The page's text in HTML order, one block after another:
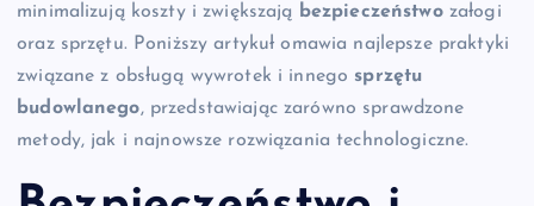
minimalizują koszty i zwiększają
bezpieczeństwozałogi
oraz sprzętu. Poniższy artykuł omawia najlepsze praktyki
związane z obsługą wywrotek i innego sprzętu
budowlanego, przedstawiając zarówno sprawdzone
metody, jak i najnowsze rozwiązania technologiczne.